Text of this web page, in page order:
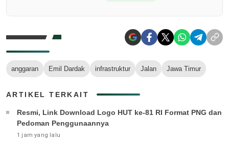
anggaran Emil Dardak infrastruktur Jalan Jawa Timur
ARTIKEL TERKAIT
Resmi, Link Download Logo HUT ke-81 RI Format PNG dan
Pedoman Penggunaannya
1 jam yang lalu